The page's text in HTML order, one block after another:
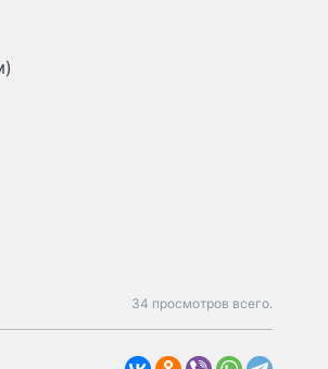
34 просмотров всего.